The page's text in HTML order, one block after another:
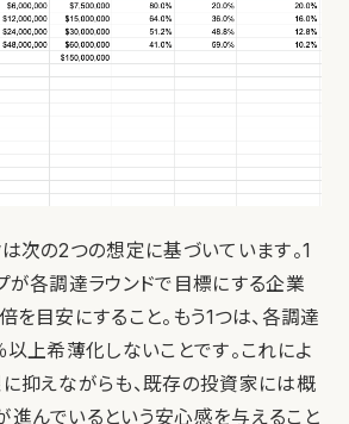
次の2つの想定に基づいています。1
が各調達ラウンドで目標にする企業
を目安にすること。もう1つは、各調達
上希薄化しないことです。これによ
に抑えながらも、既存の投資家には概
進んでいるという安心感を与えること